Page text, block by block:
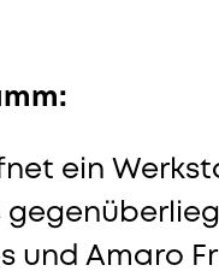
ein
und Amaro